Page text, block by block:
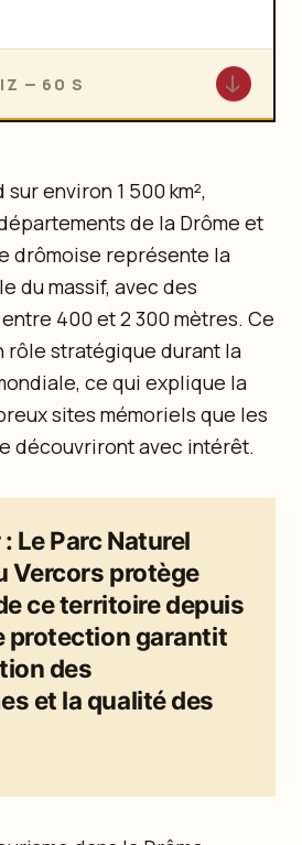
— 60 S ↓
environ 1 500 km²,
de la Drôme et
drômoise représente la
du massif, avec des
400 et 2 300 mètres. Ce
rôle stratégique durant la
ce qui explique la
sites mémoriels que les
découvriront avec intérêt.
: Le Parc Naturel
Vercors protège
ce territoire depuis
protection garantit
des
et la qualité des